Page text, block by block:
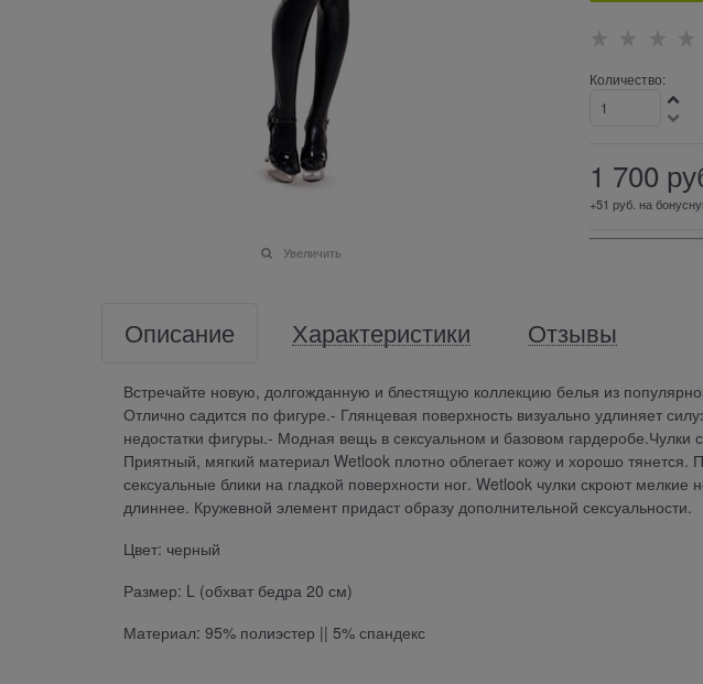
Увеличить
Количество:
1 700
+51 руб. на
Описание Характеристики Отзывы
Встречайте новую, долгожданную и блестящую коллекцию белья из
Отлично садится по фигуре.- Глянцевая поверхность визуально удлиняет
недостатки фигуры.- Модная вещь в сексуальном и базовом гардеробе.Чулки
Приятный, мягкий материал Wetlook плотно облегает кожу и хорошо тянется.
сексуальные блики на гладкой поверхности ног. Wetlook чулки скроют мелкие
длиннее. Кружевной элемент придаст образу дополнительной сексуальности.
Цвет: черный
Размер: L (обхват бедра 20 см)
Материал: 95% полиэстер || 5% спандекс